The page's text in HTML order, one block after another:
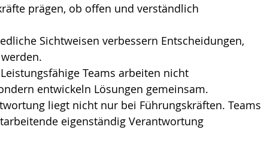
prägen, ob offen und verständlich
Sichtweisen verbessern Entscheidungen,
Teams arbeiten nicht
entwickeln Lösungen gemeinsam.
liegt nicht nur bei Führungskräften. Teams
eigenständig Verantwortung